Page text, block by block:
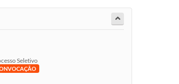
Seletivo